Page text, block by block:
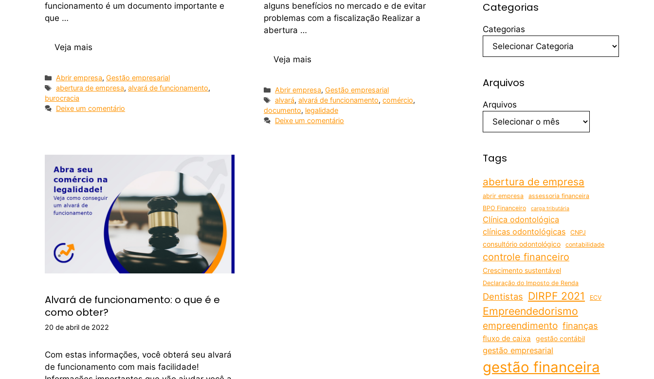
funcionamento é um documento importante e
que …
Veja mais
Abrir empresa,Gestão empresarial
abertura de empresa,alvará de funcionamento,
burocracia
Deixe um comentário
alguns benefícios no mercado e de evitar
problemas com a fiscalização Realizar a
abertura …
Veja mais
Abrir empresa,Gestão empresarial
alvará,alvará de funcionamento,comércio,
documento, legalidade
Deixe um comentário
Alvará de funcionamento: o que é e
como obter?
20 de abril de 2022
Com estas informações, você obterá seu alvará
de funcionamento com mais facilidade!
Categorias
Categorias
Arquivos
Arquivos
Tags
abertura de empresa
abrir empresa
assessoria financeira
BPO Financeiro
carga tributária
Clínica odontológica
clínicas odontológicas
CNPJ
consultório odontológico contabilidade
controle financeiro
Crescimento sustentável
Declaração do Imposto de Renda
Dentistas DIRPF 2021 ECV
Empreendedorismo
empreendimento finanças
fluxo de caixa gestão contábil
gestão empresarial
gestão financeira